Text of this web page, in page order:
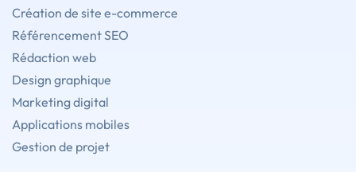
Création de site e-commerce
Référencement SEO
Rédaction web
Design graphique
Marketing digital
Applications mobiles
Gestion de projet